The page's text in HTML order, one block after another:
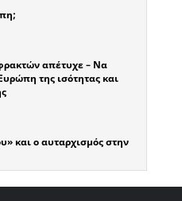
απέτυχε – Να
της ισότητας και
και ο αυταρχισμός στην